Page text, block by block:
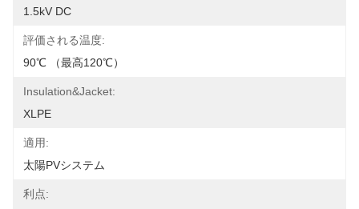
1.5kV DC
評価される温度:
90℃ （最高120℃）
Insulation&Jacket:
XLPE
適用:
太陽PVシステム
利点: